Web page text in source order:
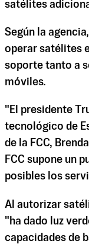
satélites
Según la
operar satélites
soporte tanto a
móviles.
"El presidente
tecnológico de
de la FCC,
FCC supone un
posibles los
Al autorizar
"ha dado luz
capacidades de